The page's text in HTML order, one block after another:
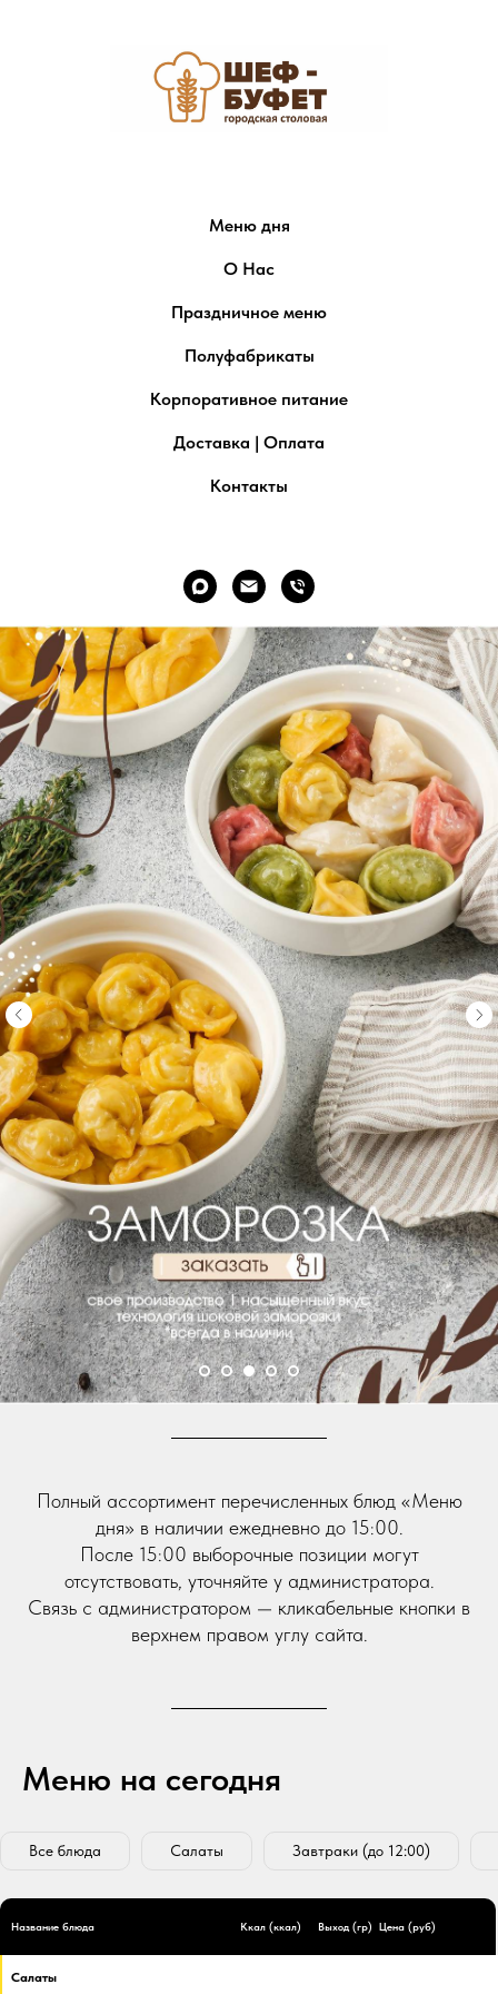
Меню дня
О Нас
Праздничное меню
Полуфабрикаты
Корпоративное питание
Доставка | Оплата
Контакты
Полный ассортимент перечисленных блюд «Меню
дня» в наличии ежедневно до 15:00.
После 15:00 выборочные позиции могут
отсутствовать, уточняйте у администратора.
Связь с администратором — кликабельные кнопки в
верхнем правом углу сайта.
Меню на сегодня
Все блюда Салаты Завтраки (до 12:00)
Название блюда Ккал (ккал) Выход (гр) Цена (руб)
Салаты